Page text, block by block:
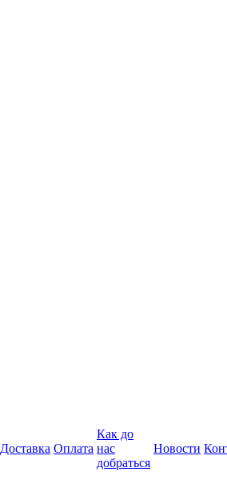
Доставка Оплата
Как до
нас
добраться
Новости